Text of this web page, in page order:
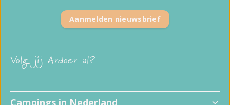
Volg jij Ardoer al?
Aanmelden nieuwsbrief